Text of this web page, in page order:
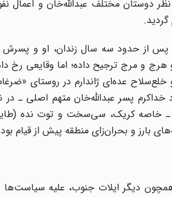
دوستان مختلف عبدالله‌خان و اعمال
از حدود سه سال زندان، او و پسرش
و مرج ترجیح داده؛ اما وقایعی رخ
عده‌ای ژاندارم در روستای «ضرغام
42ـ1341 بوده که در هر دو مورد خداکرم پسر عبدالله‌‌خان
ـ خاصه کریک، سی‌سخت و توت نده
بارز و بحران‌زای منطقه پیش از قیام
دیگر ایلات جنوب، علیه سیاست‌ها